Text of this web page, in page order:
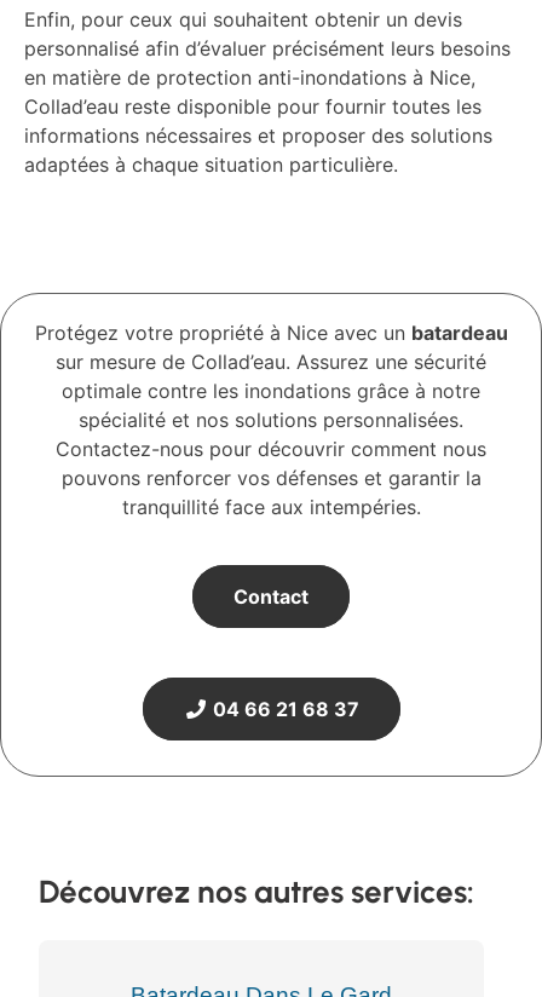
Enfin, pour ceux qui souhaitent obtenir un devis
personnalisé afin d’évaluer précisément leurs besoins
en matière de protection anti-inondations à Nice,
Collad’eau reste disponible pour fournir toutes les
informations nécessaires et proposer des solutions
adaptées à chaque situation particulière.
Protégez votre propriété à Nice avec un batardeau
sur mesure de Collad’eau. Assurez une sécurité
optimale contre les inondations grâce à notre
spécialité et nos solutions personnalisées.
Contactez-nous pour découvrir comment nous
pouvons renforcer vos défenses et garantir la
tranquillité face aux intempéries.
Contact
04 66 21 68 37
Découvrez nos autres services: